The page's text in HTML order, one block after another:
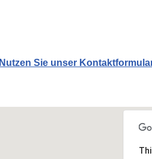
Nutzen Sie unser